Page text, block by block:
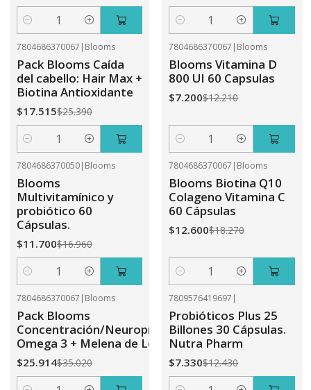
Cantidad Cantidad
7804686370067 | Blooms
Pack Blooms Caída
del cabello: Hair Max +
Biotina Antioxidante
$17.515$25.390
Cantidad
7804686370067 | Blooms
Blooms Vitamina D
800 UI 60 Capsulas
$7.200$12.210
Cantidad
7804686370050| Blooms
Blooms
Multivitamínico y
probiótico 60
Cápsulas.
$11.700$16.960
Cantidad
7804686370067 | Blooms
Blooms Biotina Q10
Colageno Vitamina C
60 Cápsulas
$12.600$18.270
Cantidad
7804686370067 | Blooms
Pack Blooms
Concentración/Neuroprotección/Memoria:
Omega 3 + Melena de León + Complejo B
$25.914$35.020
7809576419697 |
Probióticos Plus 25
Billones 30 Cápsulas.
Nutra Pharm
$7.330$12.430